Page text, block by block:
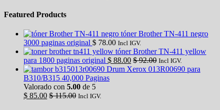
Featured Products
tóner Brother TN-411 negro
3000 paginas original $ 78.00 Incl IGV.
tóner Brother TN-411 yellow
para 1800 paginas original $ 88.00 $92.00 Incl IGV.
Drum Xerox 013R00690 para
B310/B315 40,000 Paginas
Valorado con 5.00 de 5
$ 85.00 $115.00 Incl IGV.